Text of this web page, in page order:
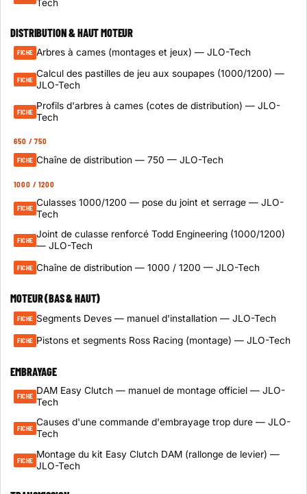
Tech
DISTRIBUTION & HAUT MOTEUR
FICHE Arbres à cames (montages et jeux) — JLO-Tech
FICHE
Calcul des pastilles de jeu aux soupapes (1000/1200) —
JLO-Tech
FICHE
Profils d'arbres à cames (cotes de distribution) — JLO-
Tech
650 / 750
FICHE Chaîne de distribution — 750 — JLO-Tech
1000 / 1200
FICHE
Culasses 1000/1200 — pose du joint et serrage — JLO-
Tech
FICHE
Joint de culasse renforcé Todd Engineering (1000/1200)
— JLO-Tech
FICHE Chaîne de distribution — 1000 / 1200 — JLO-Tech
MOTEUR (BAS & HAUT)
FICHE Segments Deves — manuel d'installation — JLO-Tech
FICHE Pistons et segments Ross Racing (montage) — JLO-Tech
EMBRAYAGE
FICHE
DAM Easy Clutch — manuel de montage officiel — JLO-
Tech
FICHE
Causes d'une commande d'embrayage trop dure — JLO-
Tech
FICHE
Montage du kit Easy Clutch DAM (rallonge de levier) —
JLO-Tech